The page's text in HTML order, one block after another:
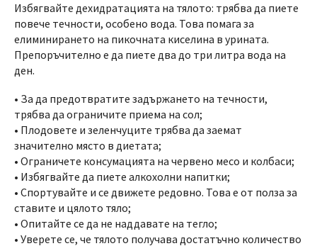
Избягвайте дехидратацията на тялото: трябва да пиете
повече течности, особено вода. Това помага за
елиминирането на пикочната киселина в урината.
Препоръчително е да пиете два до три литра вода на
ден.
• За да предотвратите задържането на течности,
трябва да ограничите приема на сол;
• Плодовете и зеленчуците трябва да заемат
значително място в диетата;
• Ограничете консумацията на червено месо и колбаси;
• Избягвайте да пиете алкохолни напитки;
• Спортувайте и се движете редовно. Това е от полза за
ставите и цялото тяло;
• Опитайте се да не наддавате на тегло;
• Уверете се, че тялото получава достатъчно количество